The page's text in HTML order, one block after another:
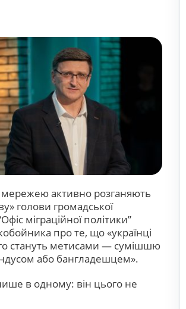
мережею активно розганяють
голови громадської
міграційної політики”
про те, що «українці
стануть метисами — сумішшю
або бангладешцем».
в одному: він цього не